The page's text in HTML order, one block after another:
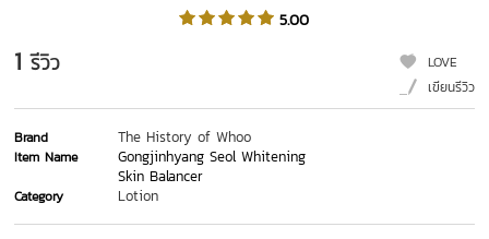
5.00
1 รีวิว
LOVE
เขียนรีวิว
Brand The History of Whoo
Item Name
Gongjinhyang Seol Whitening
Skin Balancer
Category Lotion